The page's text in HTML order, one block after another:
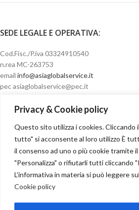
Privacy & Cookie policy
Questo sito utilizza i cookies. Cliccando
tutto" si acconsente al loro utilizzo È
il consenso ad uno o più cookie tramite
"Personalizza" o rifiutarli tutti cliccando
L'informativa in materia si può leggere
Cookie policy
SEDE LEGALE E OPERATIVA:
Cod.Fisc./P.iva 03324910540
n.rea MC-263753
email info@asiaglobalservice.it
pec asiaglobalservice@pec.it
Condizioni di vendita
Recesso